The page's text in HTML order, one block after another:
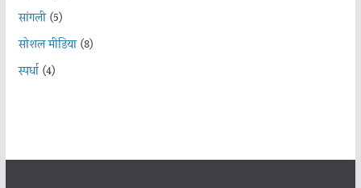
सांगली(5)
सोशल मीडिया(8)
स्पर्धा(4)